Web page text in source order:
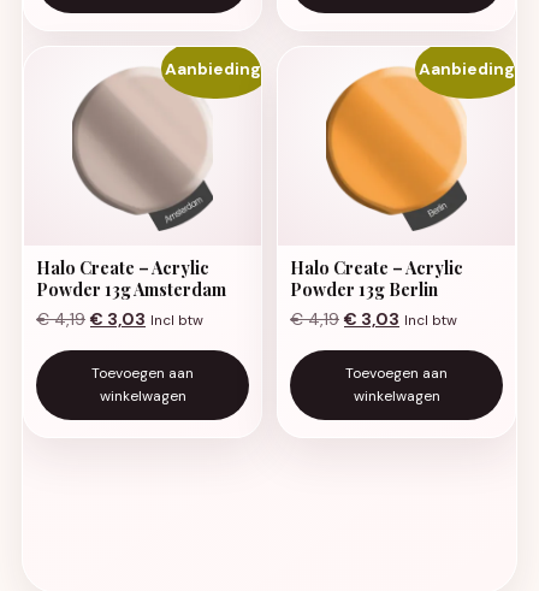
Aanbieding!
Halo Create – Acrylic
Powder 13g Amsterdam
€4,19 Oorspronkelijke prijs was: € 4,19.
€ 3,03 Huidige prijs is: € 3,03.
Incl btw
Toevoegen aan
winkelwagen
Aanbieding!
Halo Create – Acrylic
Powder 13g Berlin
€4,19 Oorspronkelijke prijs
€ 3,03 Huidige prijs is: €
Incl btw
Toevoegen aan
winkelwagen